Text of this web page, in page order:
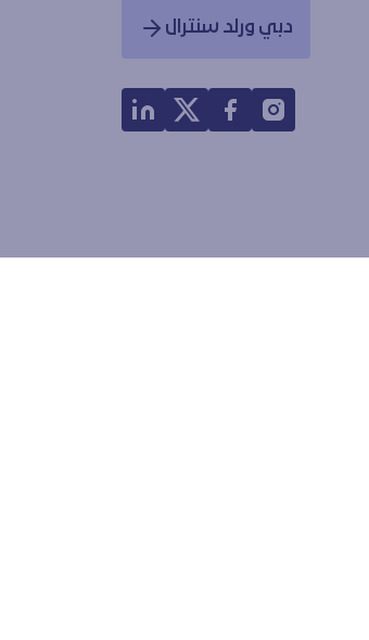
دبي ورلد سنترال
Opens in a new window